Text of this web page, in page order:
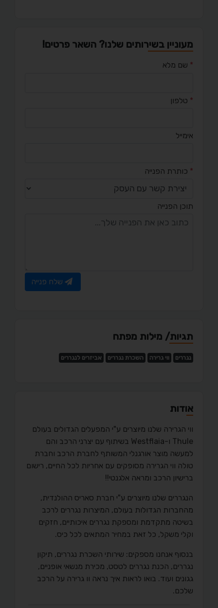
מעוניין בשירותים שלנו? השאר פרטים!
* שם מלא
* טלפון
אימייל
* כותרת הפנייה
תוכן הפנייה
שלח פנייה
תגיות/ מילות מפתח
נגררים ווי גרירה השכרת נגררים אביזרים לנגררים
אודות
ווי הגרירה שלנו מיוצרים ע"י המפעלים הגדולים בעולם
Thule ו-Westflaia בשיתוף עם יצרני הרכב והם
למעשה מוצר אורגנלי המשותף לחברת הרכב וחברת
טולה ווי הגרירה מסופקים עם אחריות לכל החיים, רישום
ברישיון הרכב ומראה אלגנטי!!
הנגררים שלנו מיוצרים ע"י חברת סאריס ההולנדית,
מהחברות הגדולות בעולם, המיצרות נגררים לרכב
בשיטה מתקדמת ומספקת נגררים איכותיים, חזקים
וקלי משקל, כל זאת במחיר המתאים לכל כיס.
בנסוף אנחנו מספקים: שירותי השכרת נגררים, תיקון
נגררים, הכנת נגררים לטסט, מכירת מנשאי אופניים,
גגונים ועוד. בואו לראות איך נראה וו גרירה על הרכב
שלכם.